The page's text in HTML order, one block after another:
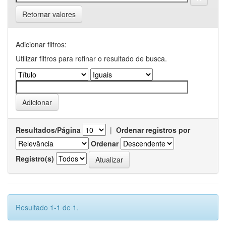
Retornar valores
Adicionar filtros:
Utilizar filtros para refinar o resultado de busca.
Resultados/Página | Ordenar registros por
Ordenar
Registro(s)
Resultado 1-1 de 1.